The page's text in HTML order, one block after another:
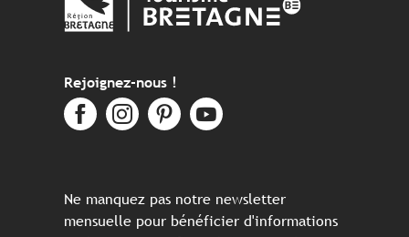
Rejoignez-nous !
Ne manquez pas notre newsletter
mensuelle pour bénéficier d'informations